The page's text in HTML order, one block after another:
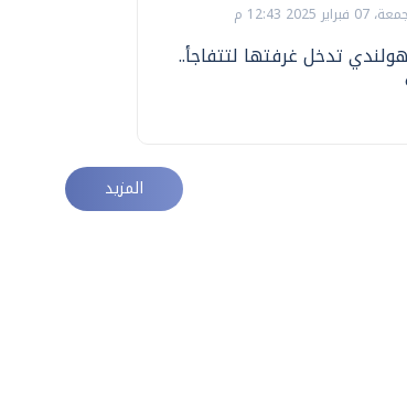
فبراير 2025 12:43 م
تدخل غرفتها لتتفاجأ..
المزيد